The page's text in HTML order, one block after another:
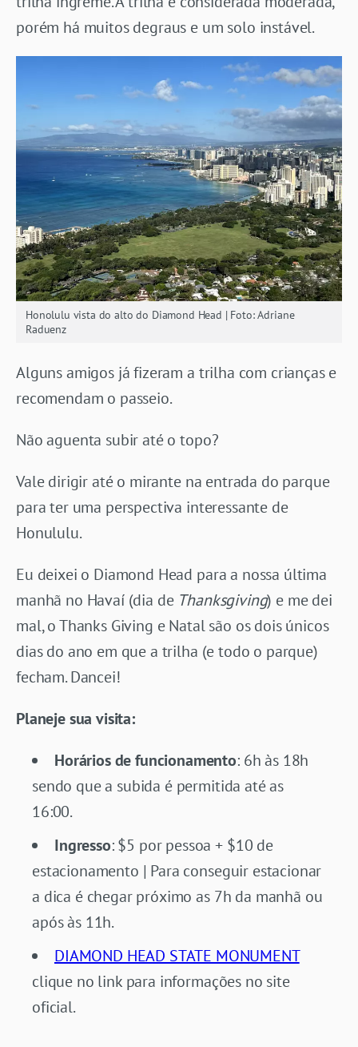
porém há muitos degraus e um solo instável.
Honolulu vista do alto do Diamond Head | Foto: Adriane
Raduenz
Alguns amigos já fizeram a trilha com crianças e
recomendam o passeio.
Não aguenta subir até o topo?
Vale dirigir até o mirante na entrada do parque
para ter uma perspectiva interessante de
Honululu.
Eu deixei o Diamond Head para a nossa última
manhã no Havaí (dia de Thanksgiving) e me dei
mal, o Thanks Giving e Natal são os dois únicos
dias do ano em que a trilha (e todo o parque)
fecham. Dancei!
Planeje sua visita:
Horários de funcionamento: 6h às 18h
sendo que a subida é permitida até as
16:00.
Ingresso: $5 por pessoa + $10 de
estacionamento | Para conseguir estacionar
a dica é chegar próximo as 7h da manhã ou
após às 11h.
DIAMOND HEAD STATE MONUMENT
clique no link para informações no site
oficial.